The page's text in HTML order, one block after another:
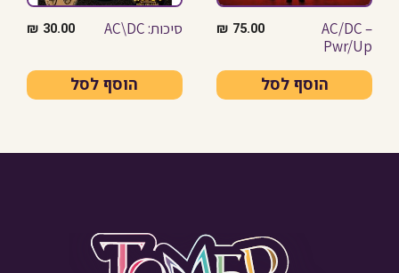
AC/DC –
Pwr/Up
75.00
₪
הוסף לסל
סיכות: AC\DC 30.00
₪
הוסף לסל